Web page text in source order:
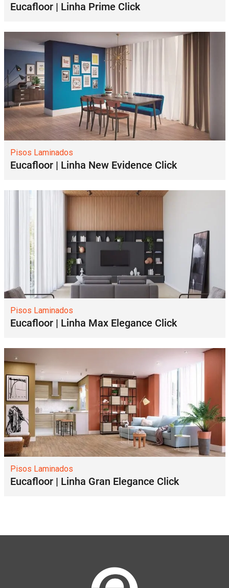
Eucafloor | Linha Prime Click
Pisos Laminados
Eucafloor | Linha New Evidence Click
Pisos Laminados
Eucafloor | Linha Max Elegance Click
Pisos Laminados
Eucafloor | Linha Gran Elegance Click